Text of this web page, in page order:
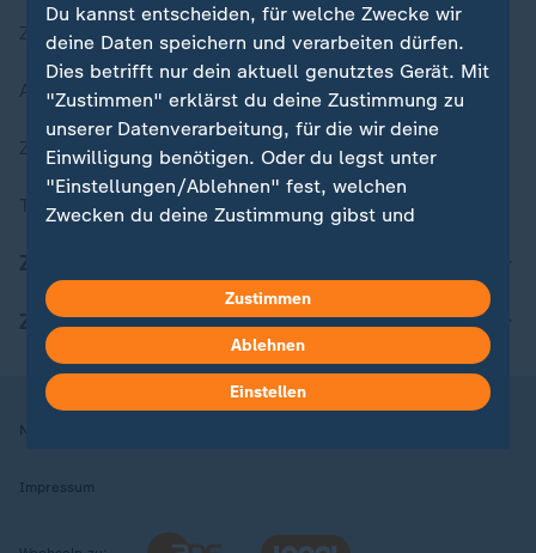
Zuletzt veröffentlicht
Aktuelle Sendungs-Videos
ZDFheute Stories
Themen im Überblick
ZDFheute Apps
Nutzungsbedingungen
Impressum
Du kannst entscheiden, für welche Zwecke wir
deine Daten speichern und verarbeiten dürfen.
Dies betrifft nur dein aktuell genutztes Gerät. Mit
"Zustimmen" erklärst du deine Zustimmung zu
unserer Datenverarbeitung, für die wir deine
Einwilligung benötigen. Oder du legst unter
"Einstellungen/Ablehnen" fest, welchen
Zwecken du deine Zustimmung gibst und
in deinen Einstellungen widerrufen oder ändern.
Hier findest du das Impressum.
Weitere Informationen findest du in unserer
Datenschutzerklärung.
Zustimmen
Ablehnen
Einstellen